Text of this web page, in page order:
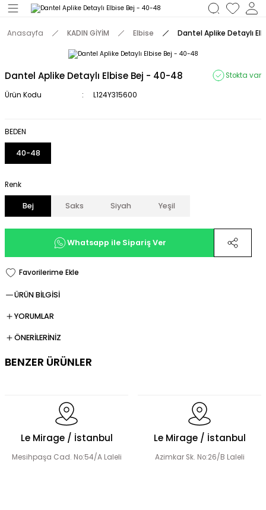
Geri Dön
Anasayfa KADIN GİYİM Elbise Dantel Aplike Detaylı
Dantel Aplike Detaylı Elbise Bej - 40-48 Stokta var
Ürün Kodu L124Y315600
BEDEN
40-48
Renk
Bej Saks Siyah Yeşil
Whatsapp ile Sipariş Ver
ÜRÜN BİLGİSİ
YORUMLAR
ÖNERİLERİNİZ
BENZER ÜRÜNLER
Le Mirage / İstanbul
Mesihpaşa Cad. No:54/A Laleli
Le Mirage / İstanbul
Azimkar Sk. No:26/B Laleli